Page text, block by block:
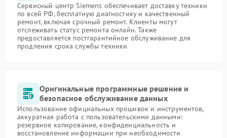
Сервисный центр Siemens обеспечивает доставку техники
по всей РФ, бесплатную диагностику и качественный
ремонт, включая срочный ремонт. Клиенты могут
отслеживать статус ремонта онлайн. Также
предоставляется постгарантийное обслуживание для
продления срока службы техники
Оригинальные программные решение и
безопасное обслуживание данных
Использование официальных прошивок и инструментов,
аккуратная работа с пользовательскими данными:
резервное копирование, конфиденциальность и
восстановление информации при необходимости